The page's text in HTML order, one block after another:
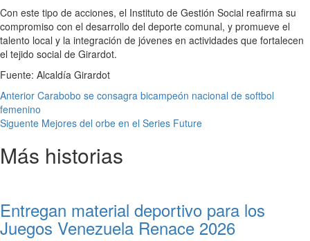
Con este tipo de acciones, el Instituto de Gestión Social reafirma su
compromiso con el desarrollo del deporte comunal, y promueve el
talento local y la integración de jóvenes en actividades que fortalecen
el tejido social de Girardot.
Fuente: Alcaldía Girardot
Navegación
de
entradas
Anterior Carabobo se consagra bicampeón nacional de softbol
femenino
Siguente Mejores del orbe en el Series Future
Más historias
Entregan material deportivo para los
Juegos Venezuela Renace 2026